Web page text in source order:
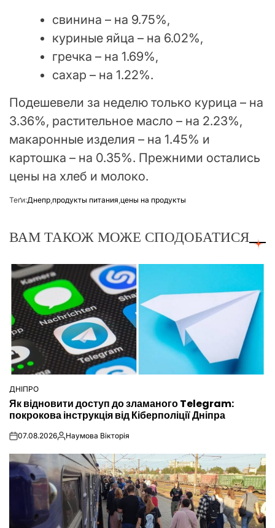
свинина – на 9.75%,
куриные яйца – на 6.02%,
гречка – на 1.69%,
сахар – на 1.22%.
Подешевели за неделю только курица – на
3.36%, растительное масло – на 2.23%,
макаронные изделия – на 1.45% и
картошка – на 0.35%. Прежними остались
цены на хлеб и молоко.
Теґи:Днепр продукты питания цены на продукты
ВАМ ТАКОЖ МОЖЕ СПОДОБАТИСЯ
ОПУБЛІКУВАТИ
У
ДНІПРО
Як відновити доступ до зламаного Telegram:
покрокова інструкція від Кіберполіції Дніпра
on07.08.2026Опубліковано
Наумова Вікторія